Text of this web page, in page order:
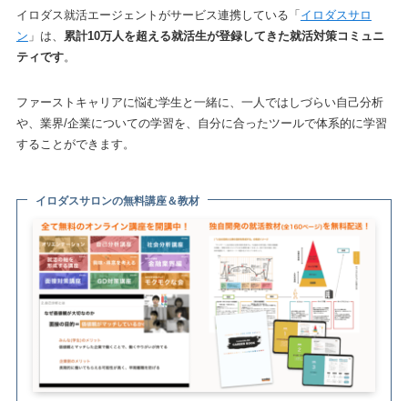
イロダス就活エージェントがサービス連携している「 イロダスサロ
ン 」は、 累計10万人を超える就活生が登録してきた就活対策コミュニ
ティです。
ファーストキャリアに悩む学生と一緒に、一人ではしづらい自己分析
や、業界/企業についての学習を、自分に合ったツールで体系的に学習
することができます。
イロダスサロンの無料講座＆教材